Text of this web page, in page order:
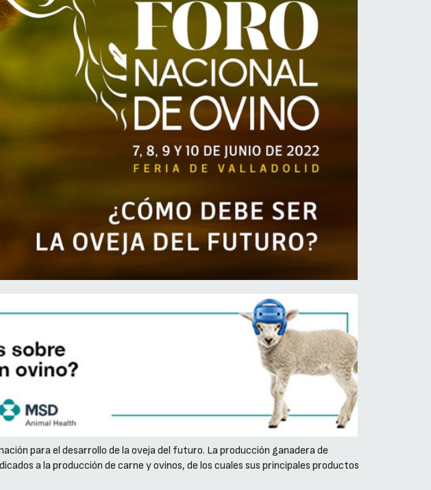
para el desarrollo de la oveja del futuro. La producción ganadera de
a la producción de carne y ovinos, de los cuales sus principales productos